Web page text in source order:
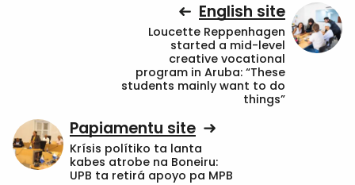
English site
Loucette Reppenhagen
started a mid-level
creative vocational
program in Aruba: “These
students mainly want to do
things”
Papiamentu site
Krísis polítiko ta lanta
kabes atrobe na Boneiru:
UPB ta retirá apoyo pa MPB